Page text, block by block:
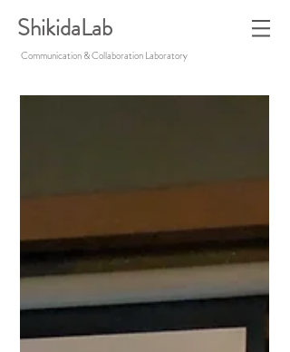
ShikidaLab
Communication & Collaboration Laboratory